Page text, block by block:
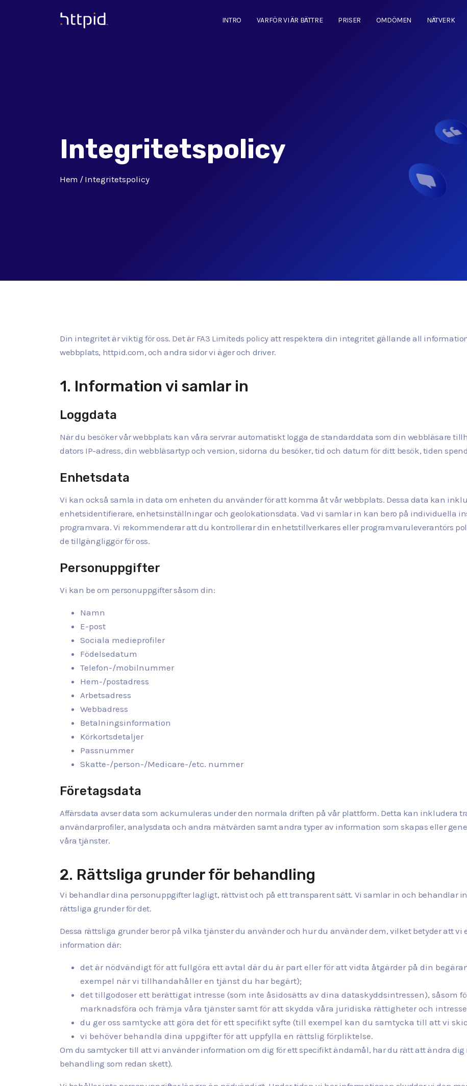
™
INTRO VARFÖR VI ÄR BÄTTRE PRISER OMDÖMEN NÄTVERK
Integritetspolicy
Hem Integritetspolicy
Din integritet är viktig för oss. Det är FA3 Limiteds policy att respektera din integritet gällande all
webbplats, httpid.com, och andra sidor vi äger och driver.
1. Information vi samlar in
Loggdata
När du besöker vår webbplats kan våra servrar automatiskt logga de standarddata som din webbläsare
dators IP-adress, din webbläsartyp och version, sidorna du besöker, tid och datum för ditt besök, tiden
Enhetsdata
Vi kan också samla in data om enheten du använder för att komma åt vår webbplats. Dessa data kan
enhetsidentifierare, enhetsinställningar och geolokationsdata. Vad vi samlar in kan bero på individuella
programvara. Vi rekommenderar att du kontrollerar din enhetstillverkares eller programvaruleverantörs
de tillgängliggör för oss.
Personuppgifter
Vi kan be om personuppgifter såsom din:
Namn
E-post
Sociala medieprofiler
Födelsedatum
Telefon-/mobilnummer
Hem-/postadress
Arbetsadress
Webbadress
Betalningsinformation
Körkortsdetaljer
Passnummer
Skatte-/person-/Medicare-/etc. nummer
Företagsdata
Affärsdata avser data som ackumuleras under den normala driften på vår plattform. Detta kan inkludera
användarprofiler, analysdata och andra mätvärden samt andra typer av information som skapas eller
våra tjänster.
2. Rättsliga grunder för behandling
Vi behandlar dina personuppgifter lagligt, rättvist och på ett transparent sätt. Vi samlar in och behandlar
rättsliga grunder för det.
Dessa rättsliga grunder beror på vilka tjänster du använder och hur du använder dem, vilket betyder att
information där:
det är nödvändigt för att fullgöra ett avtal där du är part eller för att vidta åtgärder på din
exempel när vi tillhandahåller en tjänst du har begärt);
det tillgodoser ett berättigat intresse (som inte åsidosätts av dina dataskyddsintressen), såsom
marknadsföra och främja våra tjänster samt för att skydda våra juridiska rättigheter och
du ger oss samtycke att göra det för ett specifikt syfte (till exempel kan du samtycka till att vi
vi behöver behandla dina uppgifter för att uppfylla en rättslig förpliktelse.
Om du samtycker till att vi använder information om dig för ett specifikt ändamål, har du rätt att ändra
behandling som redan skett).